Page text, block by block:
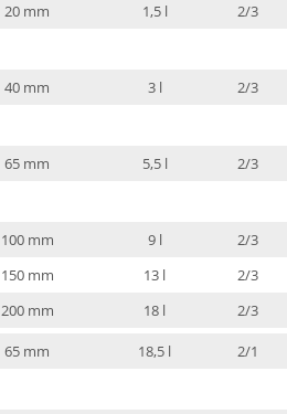
20 mm 1,5 l 2/3
40 mm 3 l 2/3
65 mm 5,5 l 2/3
100 mm 9 l
2/3
150 mm 13 l
2/3
200 mm 18 l 2/3
65 mm 18,5 l 2/1